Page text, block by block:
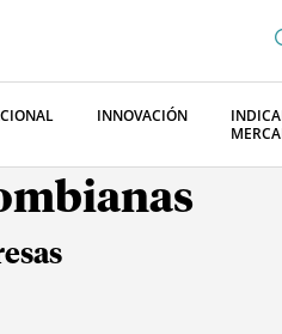
INNOVACIÓN